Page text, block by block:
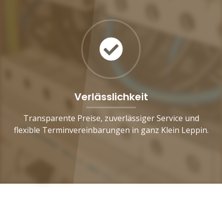
Verlässlichkeit
Transparente Preise, zuverlässiger Service und
flexible Terminvereinbarungen in ganz Klein Leppin.